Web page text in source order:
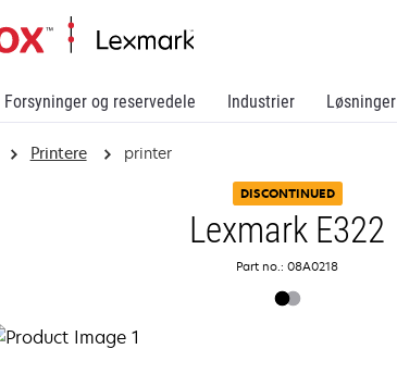
Forsyninger og reservedele Industrier Løsninger
Printere printer
DISCONTINUED
Lexmark E322
Part no.: 08A0218